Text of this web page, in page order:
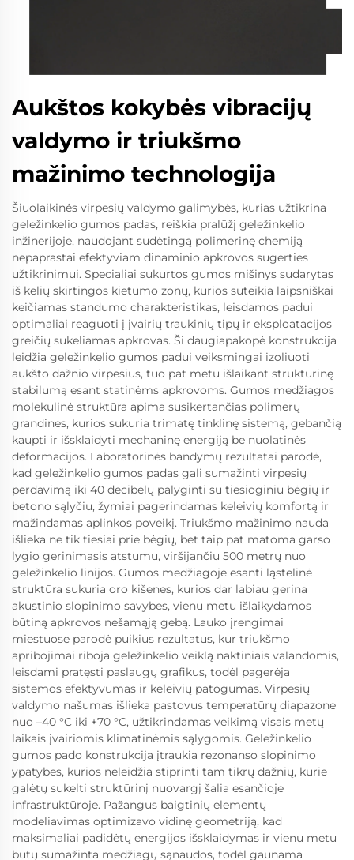
Aukštos kokybės vibracijų
valdymo ir triukšmo
mažinimo technologija
Šiuolaikinės virpesių valdymo galimybės, kurias užtikrina
geležinkelio gumos padas, reiškia pralūžį geležinkelio
inžinerijoje, naudojant sudėtingą polimerinę chemiją
nepaprastai efektyviam dinaminio apkrovos sugerties
užtikrinimui. Specialiai sukurtos gumos mišinys sudarytas
iš kelių skirtingos kietumo zonų, kurios suteikia laipsniškai
keičiamas standumo charakteristikas, leisdamos padui
optimaliai reaguoti į įvairių traukinių tipų ir eksploatacijos
greičių sukeliamas apkrovas. Ši daugiapakopė konstrukcija
leidžia geležinkelio gumos padui veiksmingai izoliuoti
aukšto dažnio virpesius, tuo pat metu išlaikant struktūrinę
stabilumą esant statinėms apkrovoms. Gumos medžiagos
molekulinė struktūra apima susikertančias polimerų
grandines, kurios sukuria trimatę tinklinę sistemą, gebančią
kaupti ir išsklaidyti mechaninę energiją be nuolatinės
deformacijos. Laboratorinės bandymų rezultatai parodė,
kad geležinkelio gumos padas gali sumažinti virpesių
perdavimą iki 40 decibelų palyginti su tiesioginiu bėgių ir
betono sąlyčiu, žymiai pagerindamas keleivių komfortą ir
mažindamas aplinkos poveikį. Triukšmo mažinimo nauda
išlieka ne tik tiesiai prie bėgių, bet taip pat matoma garso
lygio gerinimasis atstumu, viršijančiu 500 metrų nuo
geležinkelio linijos. Gumos medžiagoje esanti ląstelinė
struktūra sukuria oro kišenes, kurios dar labiau gerina
akustinio slopinimo savybes, vienu metu išlaikydamos
būtiną apkrovos nešamąją gebą. Lauko įrengimai
miestuose parodė puikius rezultatus, kur triukšmo
apribojimai riboja geležinkelio veiklą naktiniais valandomis,
leisdami pratęsti paslaugų grafikus, todėl pagerėja
sistemos efektyvumas ir keleivių patogumas. Virpesių
valdymo našumas išlieka pastovus temperatūrų diapazone
nuo –40 °C iki +70 °C, užtikrindamas veikimą visais metų
laikais įvairiomis klimatinėmis sąlygomis. Geležinkelio
gumos pado konstrukcija įtraukia rezonanso slopinimo
ypatybes, kurios neleidžia stiprinti tam tikrų dažnių, kurie
galėtų sukelti struktūrinį nuovargį šalia esančioje
infrastruktūroje. Pažangus baigtinių elementų
modeliavimas optimizavo vidinę geometriją, kad
maksimaliai padidėtų energijos išsklaidymas ir vienu metu
būtų sumažinta medžiagų sąnaudos, todėl gaunama